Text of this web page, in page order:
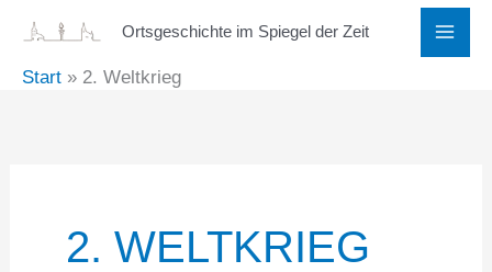
springen
Ortsgeschichte im Spiegel der Zeit
Start 2. Weltkrieg
2. WELTKRIEG